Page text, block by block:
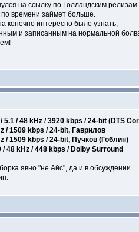
на ссылку по Голландским
по времени займет больше.
конечно интересно было узнать,
и записанным на нормальной
/ 48 kHz / 3920 kbps / 24-bit (DTS
/ 1509 kbps / 24-bit, Гаврилов
/ 1509 kbps / 24-bit, Пучков (Гоблин)
48 kHz / 448 kbps / Dolby Surround
явно "не Айс", да и в обсуждении